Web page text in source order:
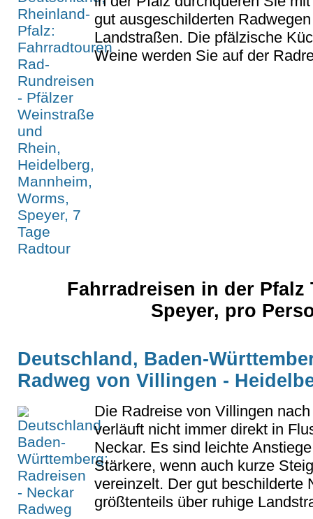
gut ausgeschilderten
Landstraßen. Die pfälzische
Weine werden Sie auf der
Fahrradreisen in der
Speyer, pro
Deutschland, Baden-
Radweg von Villingen -
Die Radreise von Villingen
verläuft nicht immer direkt in
Neckar. Es sind leichte
Stärkere, wenn auch kurze
vereinzelt. Der gut beschilderte
größtenteils über ruhige